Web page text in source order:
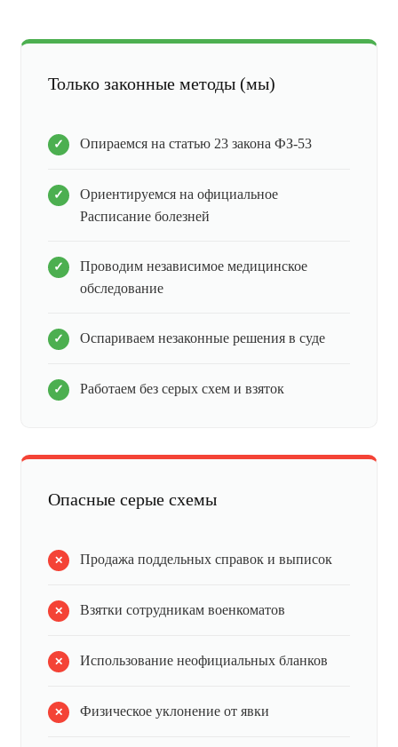
Только законные методы (мы)
Опираемся на статью 23 закона ФЗ-53
Ориентируемся на официальное
Расписание болезней
Проводим независимое медицинское
обследование
Оспариваем незаконные решения в суде
Работаем без серых схем и взяток
Опасные серые схемы
Продажа поддельных справок и выписок
Взятки сотрудникам военкоматов
Использование неофициальных бланков
Физическое уклонение от явки